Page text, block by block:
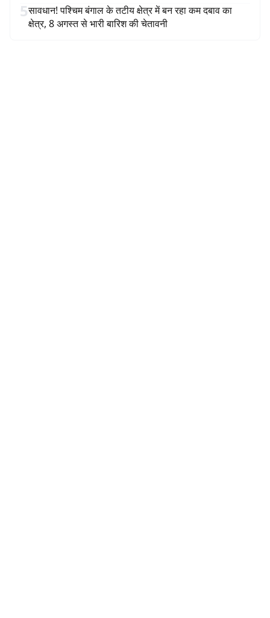
5सावधान! पश्चिम बंगाल के तटीय क्षेत्र में बन रहा कम दबाव का
क्षेत्र, 8 अगस्त से भारी बारिश की चेतावनी